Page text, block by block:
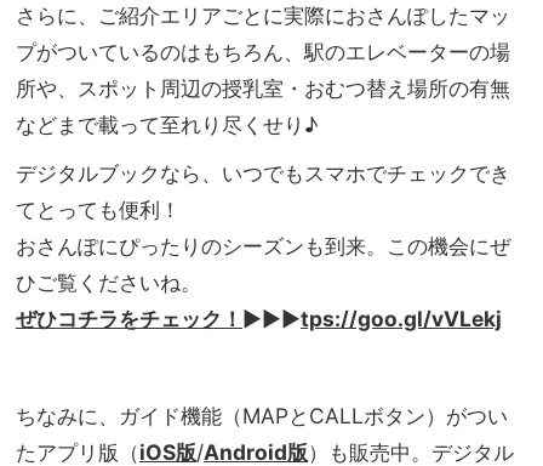
さらに、ご紹介エリアごとに実際におさんぽしたマッ
プがついているのはもちろん、駅のエレベーターの場
所や、スポット周辺の授乳室・おむつ替え場所の有無
などまで載って至れり尽くせり♪
デジタルブックなら、いつでもスマホでチェックでき
てとっても便利！
おさんぽにぴったりのシーズンも到来。この機会にぜ
ひご覧くださいね。
ぜひコチラをチェック！ ▶︎▶︎▶︎tps://goo.gl/vVLekj
ちなみに、ガイド機能（MAPとCALLボタン）がつい
たアプリ版（iOS版/Android版）も販売中。デジタル